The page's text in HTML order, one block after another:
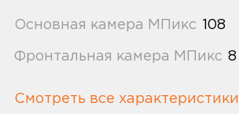
Основная камера МПикс 108
Фронтальная камера МПикс 8
Смотреть все характеристики